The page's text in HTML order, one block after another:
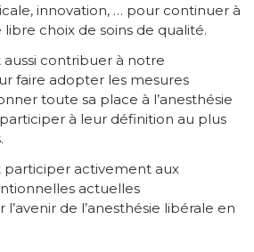
innovation, … pour continuer à
choix de soins de qualité.
aussi contribuer à notre
faire adopter les mesures
toute sa place à l’anesthésie
à leur définition au plus
participer activement aux
actuelles
de l’anesthésie libérale en